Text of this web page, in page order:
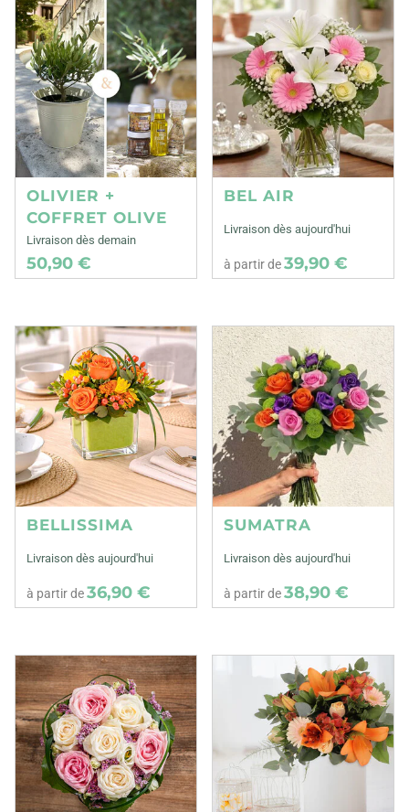
OLIVIER +
COFFRET OLIVE
Livraison dès demain
50,90 €
BEL AIR
Livraison dès aujourd'hui
à partir de39,90 €
BELLISSIMA
Livraison dès aujourd'hui
à partir de36,90 €
SUMATRA
Livraison dès aujourd'hui
à partir de38,90 €